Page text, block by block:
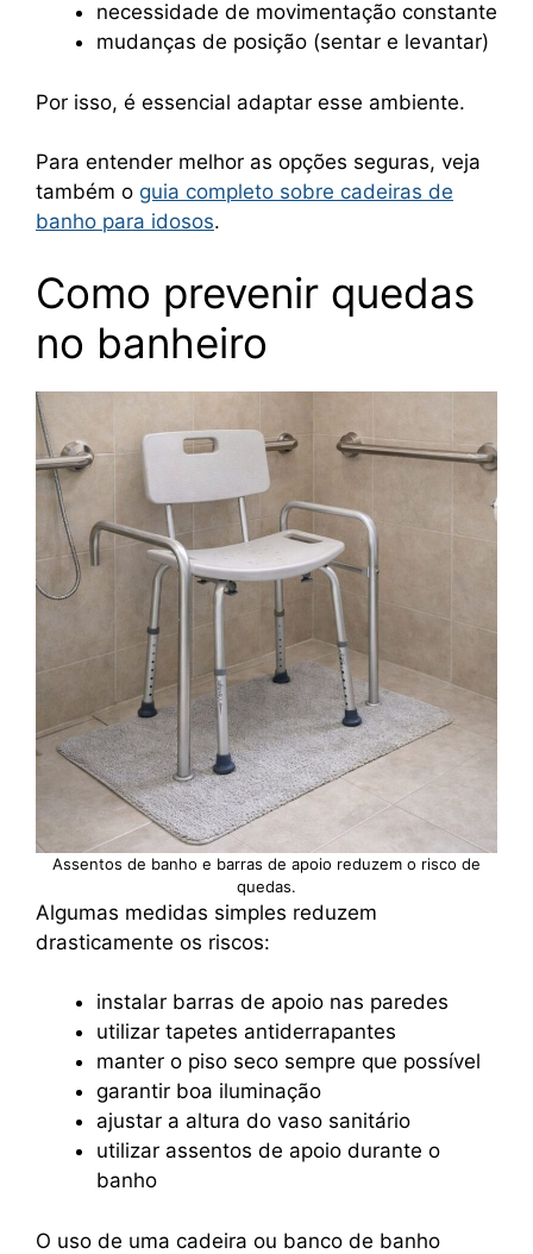
necessidade de movimentação constante
mudanças de posição (sentar e levantar)
Por isso, é essencial adaptar esse ambiente.
Para entender melhor as opções seguras, veja
também o guia completo sobre cadeiras de
banho para idosos.
Como prevenir quedas
no banheiro
Assentos de banho e barras de apoio reduzem o risco de
quedas.
Algumas medidas simples reduzem
drasticamente os riscos:
instalar barras de apoio nas paredes
utilizar tapetes antiderrapantes
manter o piso seco sempre que possível
garantir boa iluminação
ajustar a altura do vaso sanitário
utilizar assentos de apoio durante o
banho
O uso de uma cadeira ou banco de banho